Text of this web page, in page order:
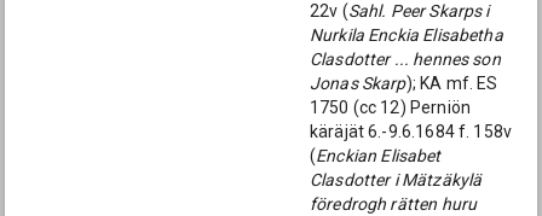
22v (Sahl. Peer Skarps i
Nurkila Enckia Elisabetha
Clasdotter ... hennes son
Jonas Skarp); KA mf. ES
1750 (cc 12) Perniön
käräjät 6.-9.6.1684 f. 158v
(Enckian Elisabet
Clasdotter i Mätzäkylä
föredrogh rätten huru